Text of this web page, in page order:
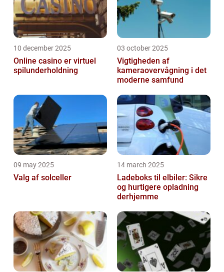
10 december 2025
Online casino er virtuel
spilunderholdning
03 october 2025
Vigtigheden af
kameraovervågning i det
moderne samfund
09 may 2025
Valg af solceller
14 march 2025
Ladeboks til elbiler: Sikre
og hurtigere opladning
derhjemme